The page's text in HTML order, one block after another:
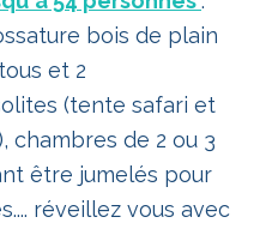
bois de plain
et 2
(tente safari et
chambres de 2 ou 3
être jumelés pour
réveillez vous avec